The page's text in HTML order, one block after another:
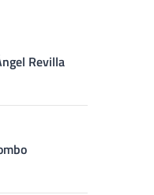
Revilla